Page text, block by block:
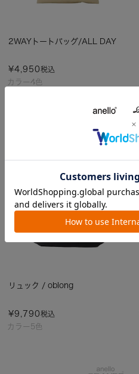
カラー4色
2WAYトートバッグ/ALL DAY
¥4,950税込
カラー5色
リュック / oblong
¥9,790税込